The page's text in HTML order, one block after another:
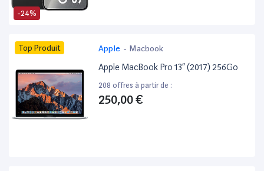
-24%
Top Produit Apple - Macbook
Apple MacBook Pro 13” (2017) 256Go
208 offres à partir de :
250,00 €